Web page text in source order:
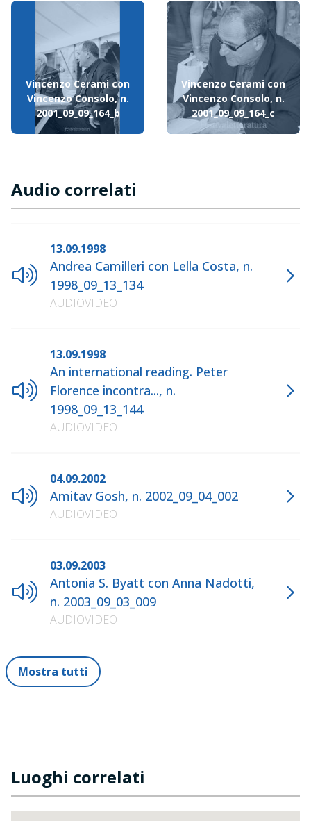
Vincenzo Cerami con
Vincenzo Consolo, n.
2001_09_09_164_b
Vincenzo Cerami con
Vincenzo Consolo, n.
2001_09_09_164_c
Audio correlati
13.09.1998
Andrea Camilleri con Lella Costa, n.
1998_09_13_134
AUDIOVIDEO
13.09.1998
An international reading. Peter
Florence incontra..., n.
1998_09_13_144
AUDIOVIDEO
04.09.2002
Amitav Gosh, n. 2002_09_04_002
AUDIOVIDEO
03.09.2003
Antonia S. Byatt con Anna Nadotti,
n. 2003_09_03_009
AUDIOVIDEO
Mostra tutti
Luoghi correlati